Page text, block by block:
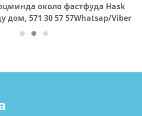
около фастфуда Hask
дом, 571 30 57 57Whatsap/Viber
марки Prado,571 30 57
57Whatsap/Viber